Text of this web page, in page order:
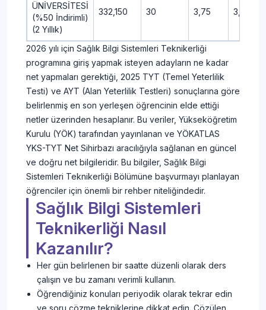
ÜNİVERSİTESİ
(%50 İndirimli)
(2 Yıllık)
332,150 30 3,75 3,50
2026 yılı için Sağlık Bilgi Sistemleri Teknikerliği
programına giriş yapmak isteyen adayların ne kadar
net yapmaları gerektiği, 2025 TYT (Temel Yeterlilik
Testi) ve AYT (Alan Yeterlilik Testleri) sonuçlarına göre
belirlenmiş en son yerleşen öğrencinin elde ettiği
netler üzerinden hesaplanır. Bu veriler, Yükseköğretim
Kurulu (YÖK) tarafından yayınlanan ve YÖKATLAS
YKS-TYT Net Sihirbazı aracılığıyla sağlanan en güncel
ve doğru net bilgileridir. Bu bilgiler, Sağlık Bilgi
Sistemleri Teknikerliği Bölümüne başvurmayı planlayan
öğrenciler için önemli bir rehber niteliğindedir.
Sağlık Bilgi Sistemleri
Teknikerliği Nasıl
Kazanılır?
Her gün belirlenen bir saatte düzenli olarak ders
çalışın ve bu zamanı verimli kullanın.
Öğrendiğiniz konuları periyodik olarak tekrar edin